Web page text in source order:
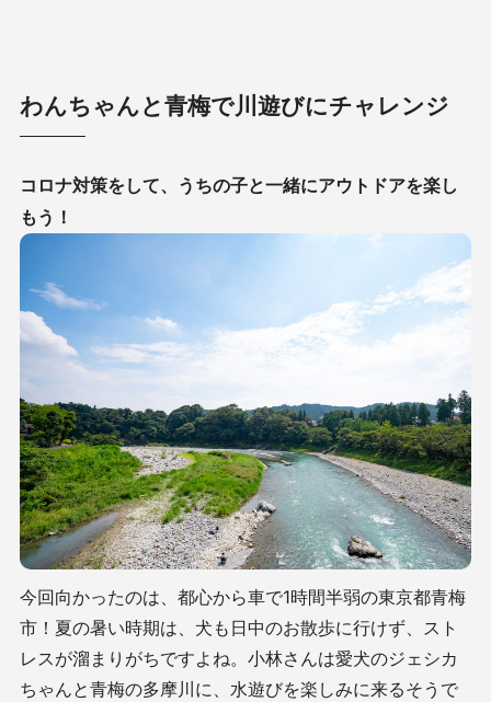
わんちゃんと青梅で川遊びにチャレンジ
コロナ対策をして、うちの子と一緒にアウトドアを楽し
もう！
今回向かったのは、都心から車で1時間半弱の東京都青梅
市！夏の暑い時期は、犬も日中のお散歩に行けず、スト
レスが溜まりがちですよね。小林さんは愛犬のジェシカ
ちゃんと青梅の多摩川に、水遊びを楽しみに来るそうで